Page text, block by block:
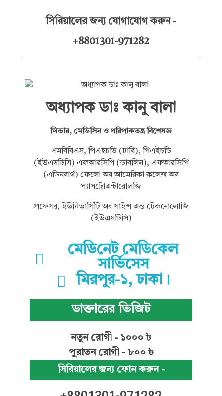
সিরিয়ালের জন্য যোগাযোগ করুন -
+8801301-971282
অধ্যাপক ডাঃ কানু বালা
লিভার, মেডিসিন ও পরিপাকতন্ত্র বিশেষজ্ঞ
এমবিবিএস, পিএইচডি (ঢাবি), পিএইচডি
(ইউএসটিসি) এফআরসিপি (ডাবলিন), এফআরসিপি
(এডিনবার্গ) ফেলো অব আমেরিকা কলেজ অব
প্যাসট্রোএন্টারোলজি
প্রফেসর, ইউনিভার্সিটি অব সাইন্স এন্ড টেকনোলোজি
(ইউএসটিসি)
মে‌ডি‌নেট মে‌ডি‌কেল
সা‌র্ভিসেস
মিরপুর-১, ঢাকা।
ডাক্তারের ভিজিট
নতুন রোগী - ১০০০ ৳
পুরাতন রোগী - ৮০০ ৳
সিরিয়ালের জন্য ফোন করুন -